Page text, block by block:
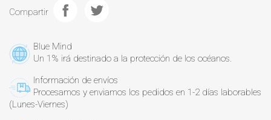
Compartir
Blue Mind
Un 1% irá destinado a la protección de los océanos.
Información de envíos
Procesamos y enviamos los pedidos en 1-2 días laborables
(Lunes-Viernes)